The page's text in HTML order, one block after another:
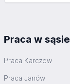
Praca w
Praca Karczew
Praca Janów